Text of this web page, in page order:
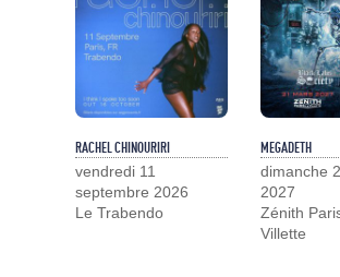
RACHEL CHINOURIRI
vendredi 11
septembre 2026
Le Trabendo
MEGADETH
dimanche
2027
Zénith
Villette